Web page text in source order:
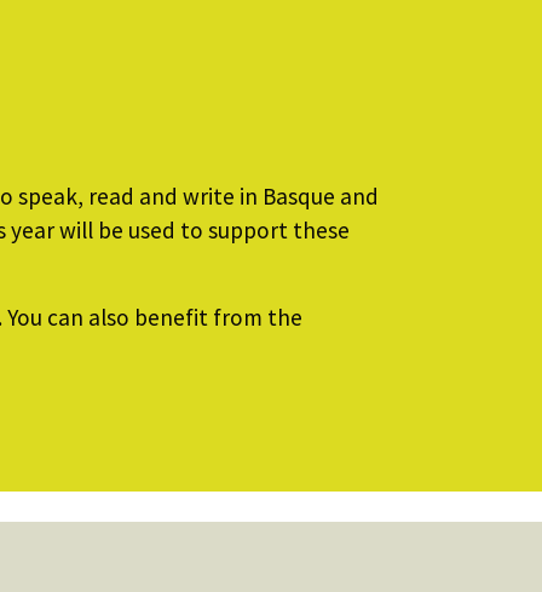
read and write in Basque and
will be used to support these
You can also benefit from the